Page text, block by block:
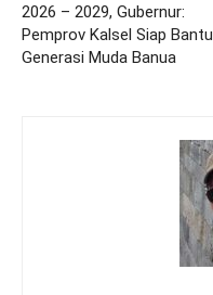
2026 – 2029, Gubernur:
Pemprov Kalsel Siap Bantu
Generasi Muda Banua